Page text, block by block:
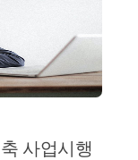
후주택 완공
이상 거주할 것
3년 이내 대체
이내 세대전원
것요건을 구체
: 조합원대상
합니다.재개
2주택”이란
또는 오피스
입주권, 주택
36조의3에서
에서 이사ㆍ학
유로 다른 1주
주택”이라 한
사업시행